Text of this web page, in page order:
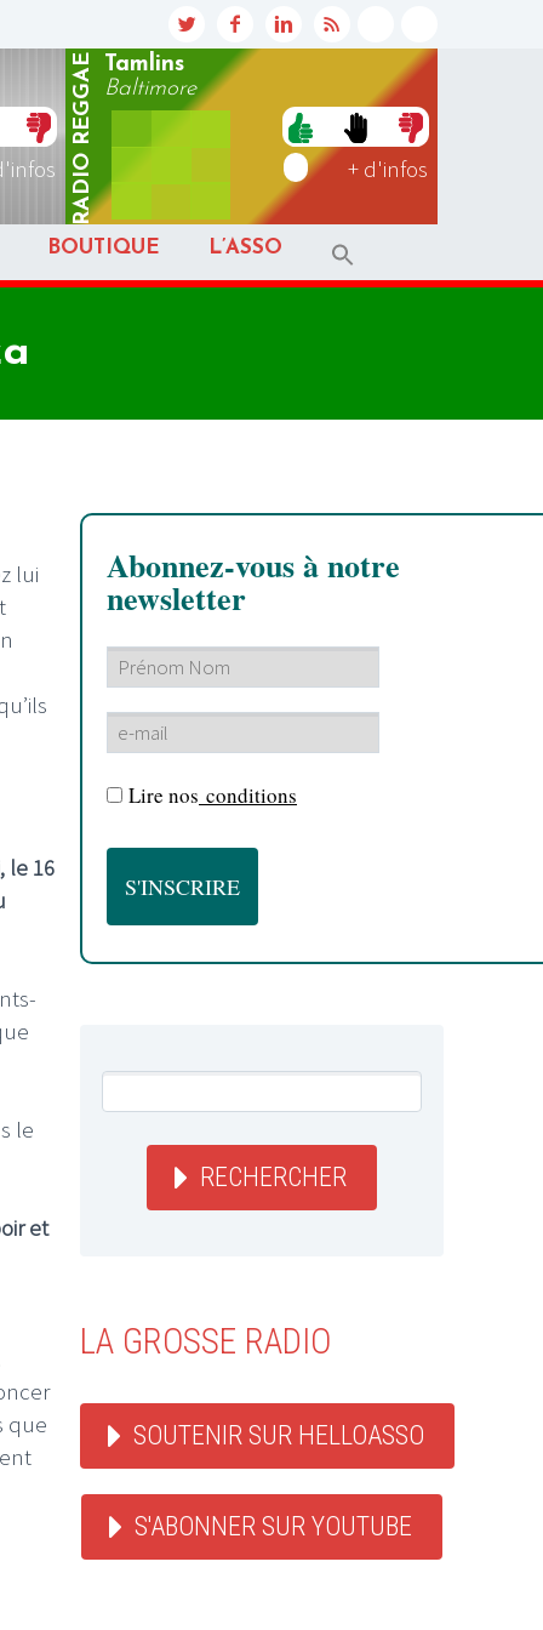
RADIO
REGGAE
Tamlins
Baltimore
+ d'infos
BOUTIQUE L’ASSO
lui
le 16
le
et
que
Abonnez-vous à notre
newsletter
Lire nos conditions
RECHERCHER
LA GROSSE RADIO
SOUTENIR SUR HELLOASSO
S'ABONNER SUR YOUTUBE